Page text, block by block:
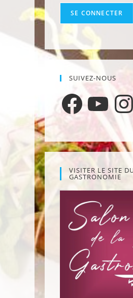
SUIVEZ-NOUS
FacebookYouTube
VISITER LE SITE
GASTRONOMIE